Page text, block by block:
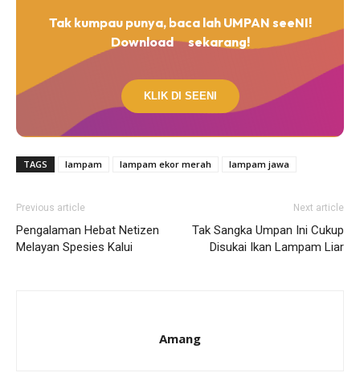
Tak kumpau punya, baca lah UMPAN seeNI!
Download
sekarang!
KLIK DI SEENI
TAGS lampam lampam ekor merah lampam jawa
Previous article
Pengalaman Hebat Netizen
Melayan Spesies Kalui
Next article
Tak Sangka Umpan Ini Cukup
Disukai Ikan Lampam Liar
Amang